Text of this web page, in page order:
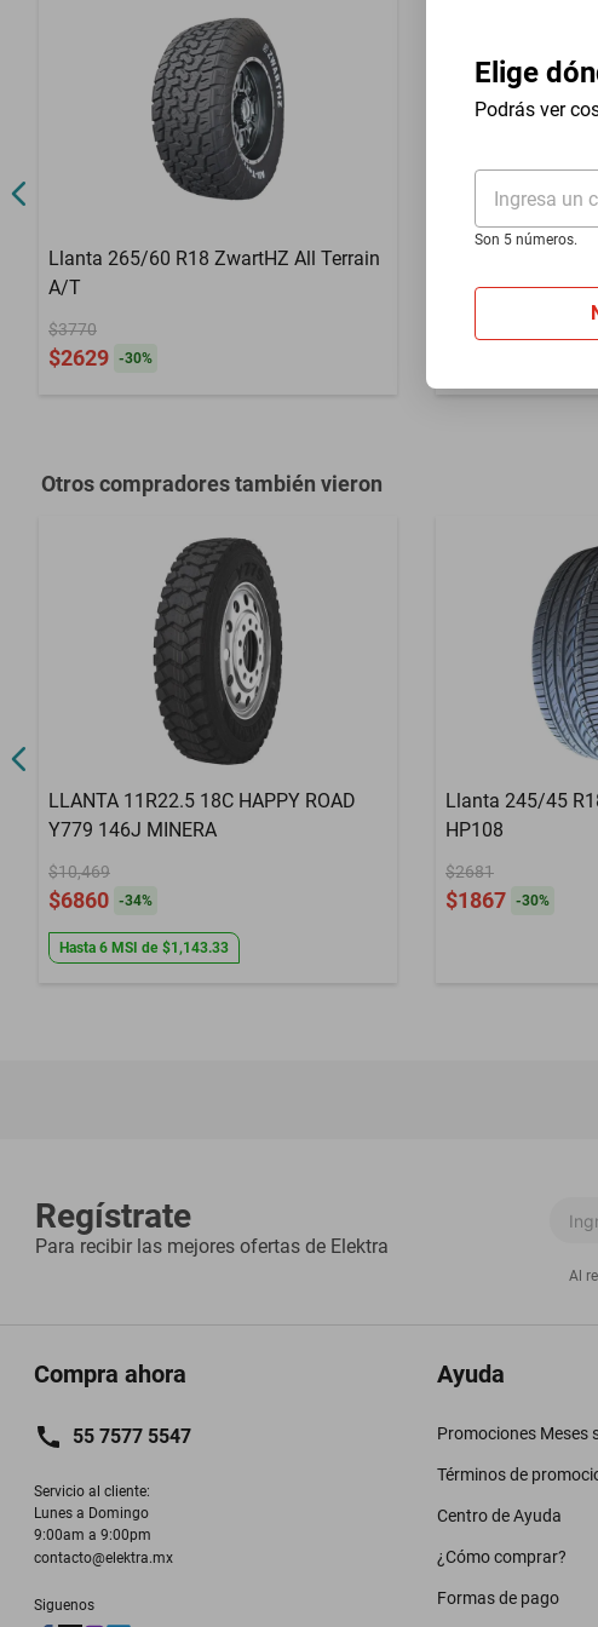
Elige
Podrás ver
Ingresa un
Son 5 números.
Llanta 265/60 R18 ZwartHZ All Terrain
A/T
$3770
$2629 -30%
HP108
Otros compradores también vieron
LLANTA 11R22.5 18C HAPPY ROAD
Y779 146J MINERA
$10,469
$6860 -34%
Hasta 6 MSI de $1,143.33
Llanta 245/45
HP108
$2681
$1867 -30%
Regístrate
Para recibir las mejores ofertas de Elektra
Al
Compra ahora
55 7577 5547
Servicio al cliente:
Lunes a Domingo
9:00am a 9:00pm
contacto@elektra.mx
Siguenos
Ayuda
Promociones Meses
Términos de
Centro de Ayuda
¿Cómo comprar?
Formas de pago